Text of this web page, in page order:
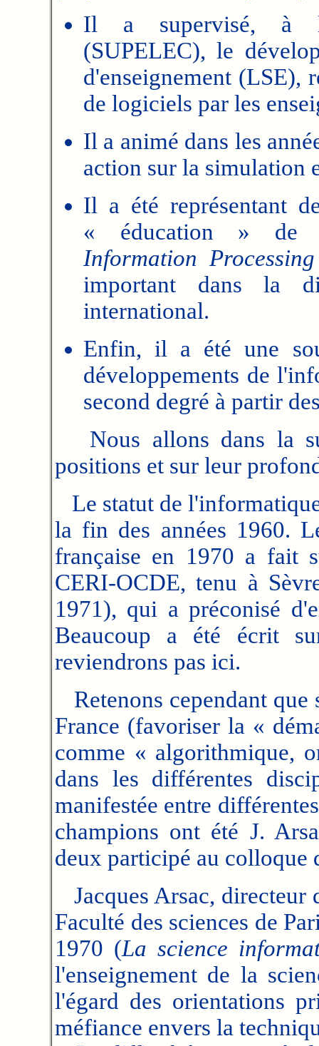
Il a supervisé, à
(SUPELEC), le
d'enseignement (LSE),
de logiciels par les
Il a animé dans les
action sur la simulation
Il a été représentant
« éducation »
Information Processing
important dans la
international.
Enfin, il a été une
développements de
second degré à partir
Nous allons dans la
positions et sur leur
Le statut de
la fin des années 1960.
française en 1970 a fait
CERI-OCDE, tenu à
1971), qui a préconisé
Beaucoup a été écrit
reviendrons pas ici.
Retenons cependant
France (favoriser la «
comme « algorithmique,
dans les différentes
manifestée entre
champions ont été J.
deux participé au colloque
Jacques Arsac, directeur
Faculté des sciences de
1970 (La science
l'enseignement de la
l'égard des orientations
méfiance envers la